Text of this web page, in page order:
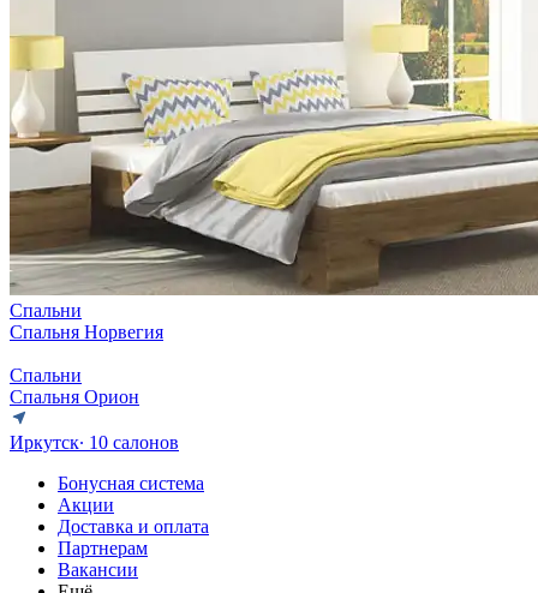
Спальни
Спальня Норвегия
Спальни
Спальня Орион
Иркутск∙ 10 салонов
Бонусная система
Акции
Доставка и оплата
Партнерам
Вакансии